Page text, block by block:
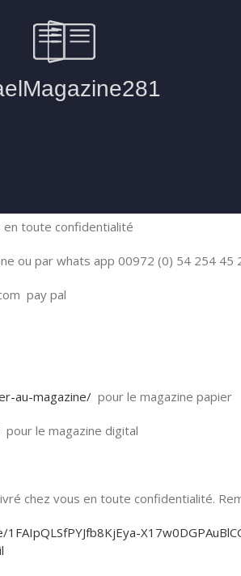
toute confidentialité
ou par whats app 00972 (0) 54 254 45
pay pal
au-magazine/ pour le magazine papier
pour le magazine digital
chez vous en toute confidentialité.